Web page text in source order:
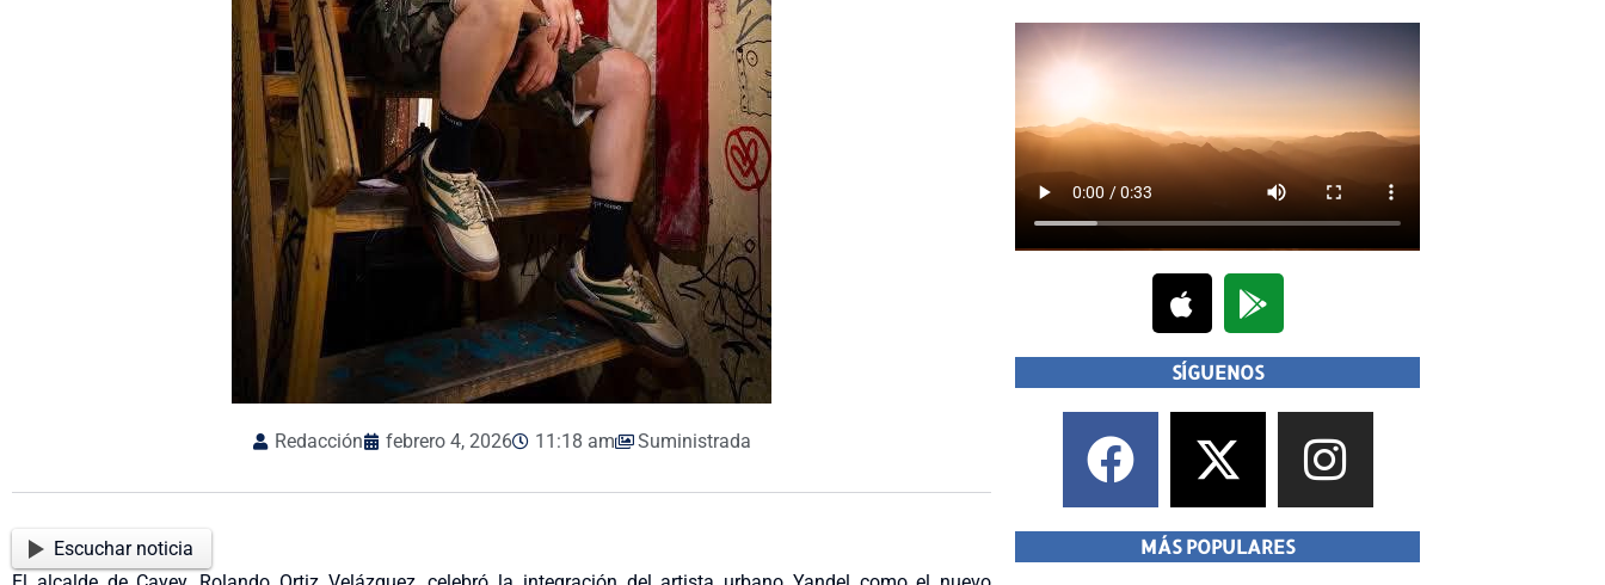
Redacción febrero 4, 2026 11:18 am Suministrada
Escuchar noticia
SÍGUENOS
MÁS POPULARES